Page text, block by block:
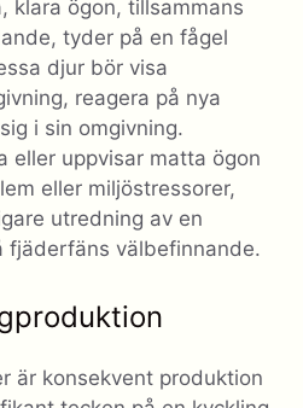
klara ögon, tillsammans
tyder på en fågel
djur bör visa
reagera på nya
i sin omgivning.
eller uppvisar matta ögon
eller miljöstressorer,
utredning av en
fjäderfäns välbefinnande.
är konsekvent produktion